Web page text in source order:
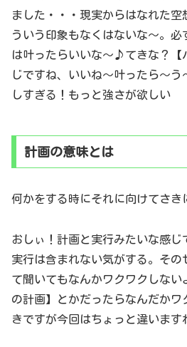
ました・・・現実からはなれた空
ういう印象もなくはないな～。必
は叶ったらいいな～♪てきな？【
じですね、いいね～叶ったら～
しすぎる！もっと強さが欲しい
計画の意味とは
何かをする時にそれに向けてさき
おしぃ！計画と実行みたいな感じ
実行は含まれない気がする。その
て聞いてもなんかワクワクしない
の計画】とかだったらなんだか
きですが今回はちょっと違います